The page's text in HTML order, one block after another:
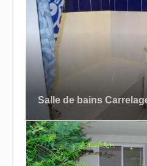
Salle de bains